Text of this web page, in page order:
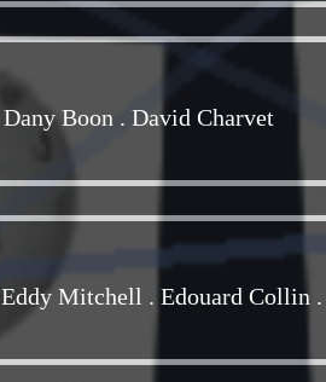
Dany Boon . David Charvet
Eddy Mitchell . Edouard Collin